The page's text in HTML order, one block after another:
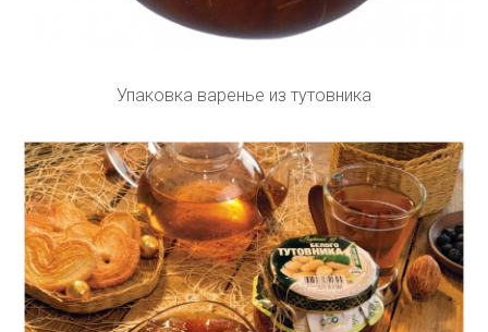
Упаковка варенье из тутовника